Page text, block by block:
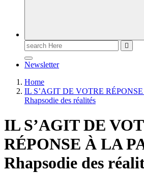
Newsletter
Home
IL S’AGIT DE VOTRE
Rhapsodie des réalités
IL S’AGIT DE
RÉPONSE À LA
Rhapsodie des